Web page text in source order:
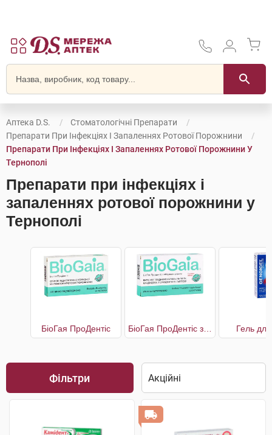
Аптека D.S.
Стоматологічні Препарати
Препарати При Інфекціях І Запаленнях Ротової Порожнини
Препарати При Інфекціях І Запаленнях Ротової Порожнини У
Тернополі
Препарати при інфекціях і
запаленнях ротової порожнини у
Тернополі
БіоГая ПроДентіс Гель
Фільтри